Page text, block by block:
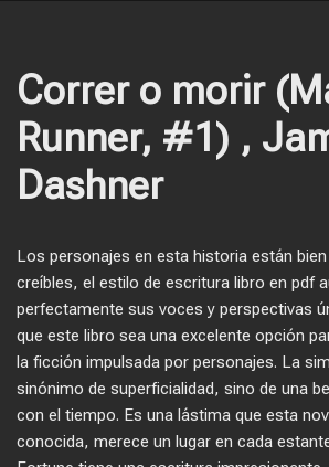
Correr o morir
Runner, #1) ,
Dashner
Los personajes en esta historia están
creíbles, el estilo de escritura libro en pdf
perfectamente sus voces y perspectivas
que este libro sea una excelente opción
la ficción impulsada por personajes. La
sinónimo de superficialidad, sino de una
con el tiempo. Es una lástima que esta
conocida, merece un lugar en cada